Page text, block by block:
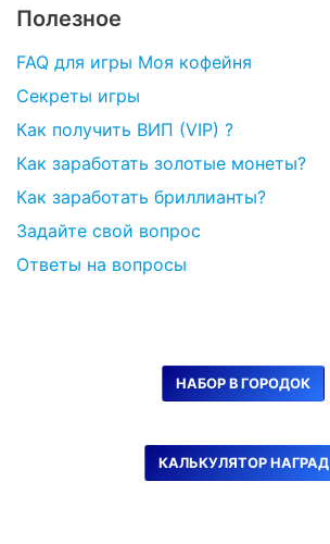
Полезное
FAQ для игры Моя кофейня
Секреты игры
Как получить ВИП (VIP) ?
Как заработать золотые монеты?
Как заработать бриллианты?
Задайте свой вопрос
Ответы на вопросы
НАБОР В ГОРОДОК
КАЛЬКУЛЯТОР НАГРАД